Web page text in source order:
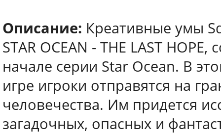
Описание: Креативные умы
STAR OCEAN - THE LAST
начале серии Star Ocean. В
игре игроки отправятся на
человечества. Им придется
загадочных, опасных и